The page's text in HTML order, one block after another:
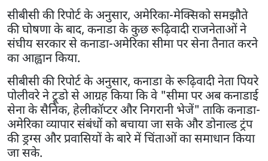
सीबीसी की रिपोर्ट के अनुसार, अमेरिका-मेक्सिको समझौते
की घोषणा के बाद, कनाडा के कुछ रूढ़िवादी राजनेताओं ने
संघीय सरकार से कनाडा-अमेरिका सीमा पर सेना तैनात करने
का आह्वान किया.
सीबीसी की रिपोर्ट के अनुसार, कनाडा के रूढ़िवादी नेता पियरे
पोलीवरे ने ट्रूडो से आग्रह किया कि वे "सीमा पर अब कनाडाई
सेना के सैनिक, हेलीकॉप्टर और निगरानी भेजें" ताकि कनाडा-
अमेरिका व्यापार संबंधों को बचाया जा सके और डोनाल्ड ट्रंप
की ड्रग्स और प्रवासियों के बारे में चिंताओं का समाधान किया
जा सके.